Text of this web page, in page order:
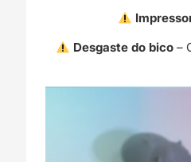
Desgaste do bico–